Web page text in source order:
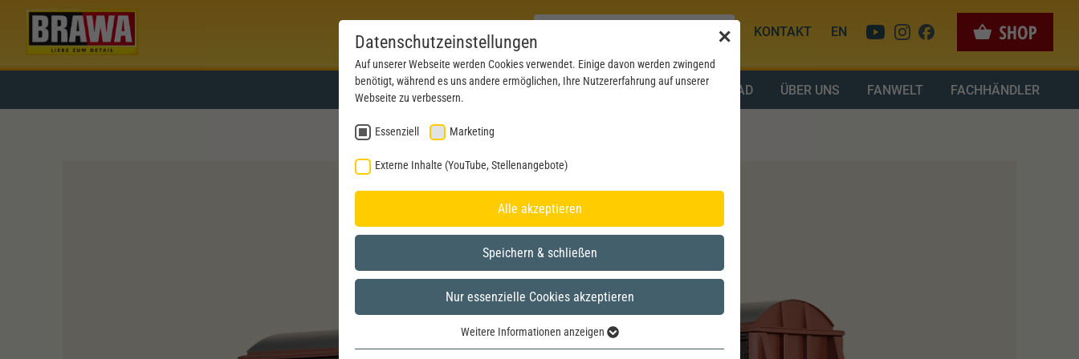
KONTAKT EN
PRODUKTE AKTUELLES SERVICE DOWNLOAD ÜBER UNS FANWELT FACHHÄNDLER
✕
Datenschutzeinstellungen
Auf unserer Webseite werden Cookies verwendet. Einige davon werden zwingend
benötigt, während es uns andere ermöglichen, Ihre Nutzererfahrung auf unserer
Webseite zu verbessern.
Essenziell Marketing
Externe Inhalte (YouTube, Stellenangebote)
Alle akzeptieren
Speichern & schließen
Nur essenzielle Cookies akzeptieren
Weitere Informationen anzeigen